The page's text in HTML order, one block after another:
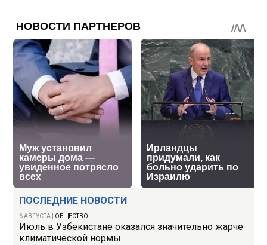
ПОСЛЕДНИЕ НОВОСТИ
6 АВГУСТА ОБЩЕСТВО
Июль в Узбекистане оказался значительно жарче
климатической нормы